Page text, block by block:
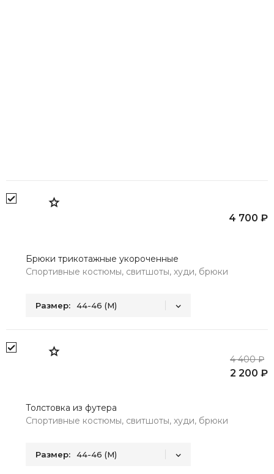
Брюки трикотажные укороченные
Спортивные костюмы, свитшоты, худи, брюки
Размер: 44-46 (M)
4 700 ₽
Толстовка из футера
Спортивные костюмы, свитшоты, худи, брюки
Размер: 44-46 (M)
4 400 ₽
2 200 ₽